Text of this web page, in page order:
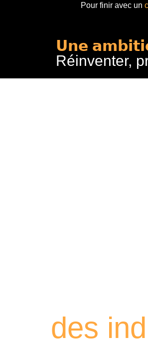
Pour finir avec un
𝗨𝗻𝗲
Réinventer,
des